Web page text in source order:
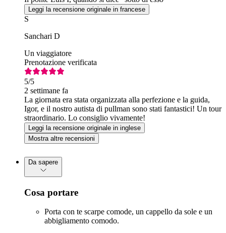
Leggi la recensione originale in francese
S
Sanchari D
Un viaggiatore
Prenotazione verificata
5/5
2 settimane fa
La giornata era stata organizzata alla perfezione e la guida,
Igor, e il nostro autista di pullman sono stati fantastici! Un tour
straordinario. Lo consiglio vivamente!
Leggi la recensione originale in inglese
Mostra altre recensioni
Da sapere
Cosa portare
Porta con te scarpe comode, un cappello da sole e un
abbigliamento comodo.